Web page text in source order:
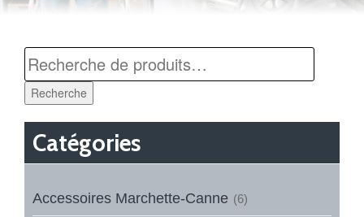
Recherche
Catégories
Accessoires Marchette-Canne (6)